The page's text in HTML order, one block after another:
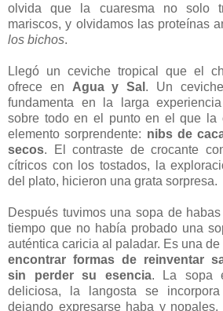
olvida que la cuaresma no solo
mariscos, y olvidamos las proteínas
los bichos.
Llegó un ceviche tropical que el
ofrece en Agua y Sal . Un
fundamenta en la larga
sobre todo en el punto en el que la
elemento sorprendente: nibs de
secos. El contraste de crocante
cítricos con los tostados, la
del plato, hicieron una grata sorpresa.
Después tuvimos una sopa de
tiempo que no había probado una
auténtica caricia al paladar. Es una
encontrar formas de reinventar
sin perder su esencia. La sopa
deliciosa, la langosta se
dejando expresarse haba y